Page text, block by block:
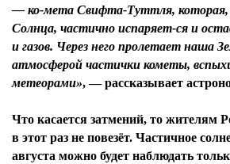
— ко-мета Свифта-Туттля, которая,
Солнца, частично испаряет-ся и
и газов. Через него пролетает наша
атмосферой частички кометы,
метеорами», — рассказывает
Что касается затмений, то жителям
в этот раз не повезёт. Частичное
августа можно будет наблюдать